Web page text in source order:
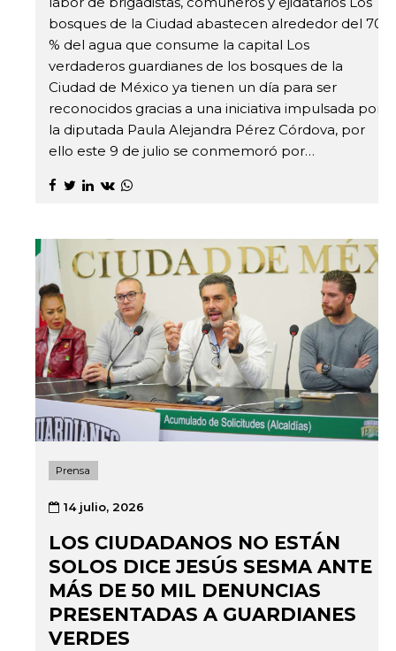
bosques de la Ciudad abastecen alrededor del 70
% del agua que consume la capital Los
verdaderos guardianes de los bosques de la
Ciudad de México ya tienen un día para ser
reconocidos gracias a una iniciativa impulsada por
la diputada Paula Alejandra Pérez Córdova, por
ello este 9 de julio se conmemoró por…
Prensa
14 julio, 2026
LOS CIUDADANOS NO ESTÁN
SOLOS DICE JESÚS SESMA ANTE
MÁS DE 50 MIL DENUNCIAS
PRESENTADAS A GUARDIANES
VERDES